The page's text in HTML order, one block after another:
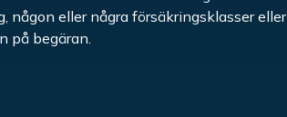
någon eller några försäkringsklasser eller
på begäran.